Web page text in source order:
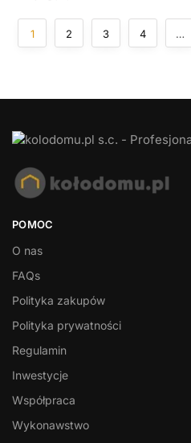
1 2 3 4 …
POMOC
O nas
FAQs
Polityka zakupów
Polityka prywatności
Regulamin
Inwestycje
Współpraca
Wykonawstwo